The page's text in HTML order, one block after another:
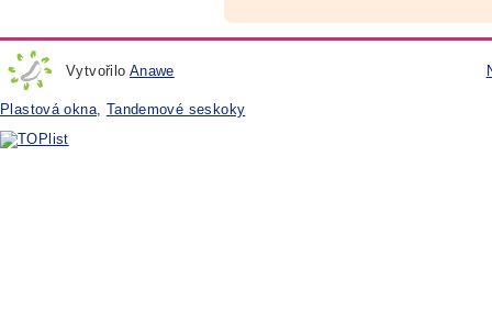
Vytvořilo Anawe
Plastová okna Tandemové seskoky